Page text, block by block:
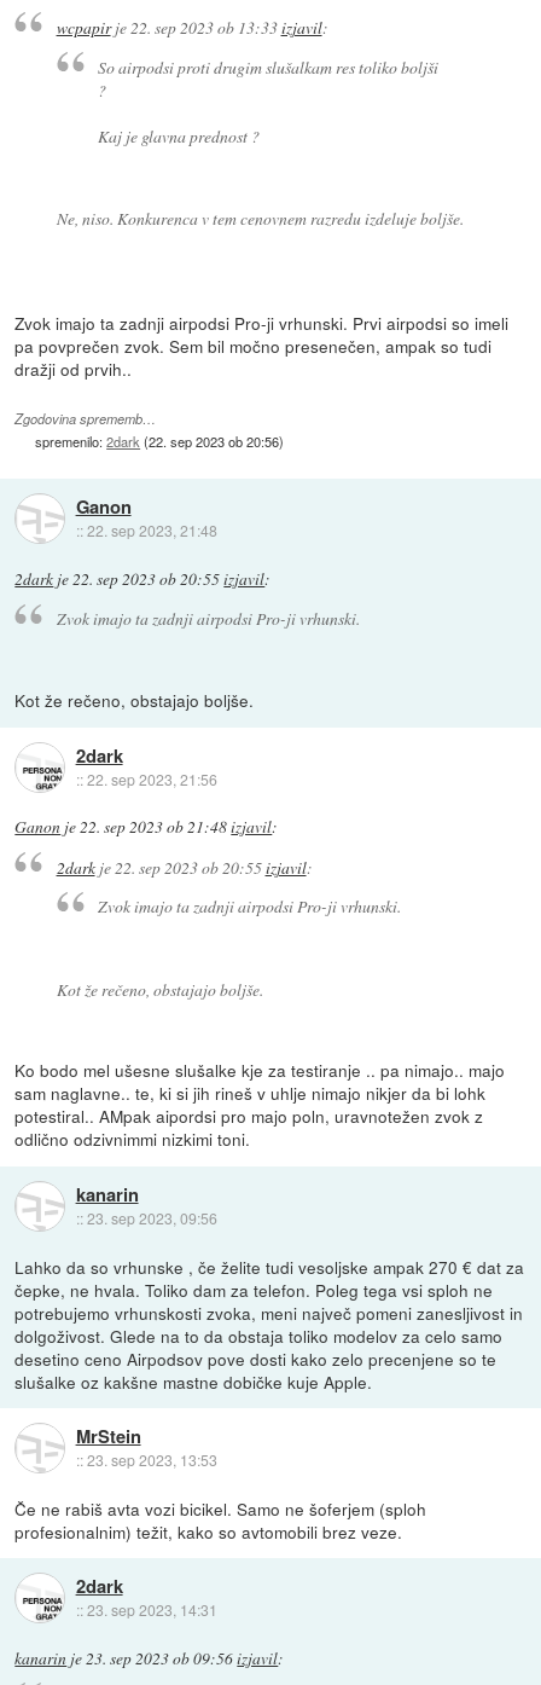
wcpapirje22. sep 2023 ob 13:33izjavil:
So airpodsi proti drugim slušalkam res toliko boljši
?
Kaj je glavna prednost ?
Ne, niso. Konkurenca v tem cenovnem razredu izdeluje boljše.
Zvok imajo ta zadnji airpodsi Pro-ji vrhunski. Prvi airpodsi so imeli
pa povprečen zvok. Sem bil močno presenečen, ampak so tudi
dražji od prvih..
Zgodovina sprememb…
spremenilo:2dark (22. sep 2023 ob 20:56)
Ganon
::22. sep 2023, 21:48
2dark je22. sep 2023 ob 20:55izjavil:
Zvok imajo ta zadnji airpodsi Pro-ji vrhunski.
Kot že rečeno, obstajajo boljše.
2dark
::22. sep 2023, 21:56
Ganon je22. sep 2023 ob 21:48izjavil:
2darkje 22. sep 2023 ob 20:55izjavil:
Zvok imajo ta zadnji airpodsi Pro-ji vrhunski.
Kot že rečeno, obstajajo boljše.
Ko bodo mel ušesne slušalke kje za testiranje .. pa nimajo.. majo
sam naglavne.. te, ki si jih rineš v uhlje nimajo nikjer da bi lohk
potestiral.. AMpak aipordsi pro majo poln, uravnotežen zvok z
odlično odzivnimmi nizkimi toni.
kanarin
::23. sep 2023, 09:56
Lahko da so vrhunske , če želite tudi vesoljske ampak 270 € dat za
čepke, ne hvala. Toliko dam za telefon. Poleg tega vsi sploh ne
potrebujemo vrhunskosti zvoka, meni največ pomeni zanesljivost in
dolgoživost. Glede na to da obstaja toliko modelov za celo samo
desetino ceno Airpodsov pove dosti kako zelo precenjene so te
slušalke oz kakšne mastne dobičke kuje Apple.
MrStein
::23. sep 2023, 13:53
Če ne rabiš avta vozi bicikel. Samo ne šoferjem (sploh
profesionalnim) težit, kako so avtomobili brez veze.
2dark
::23. sep 2023, 14:31
kanarin je 23. sep 2023 ob 09:56izjavil: